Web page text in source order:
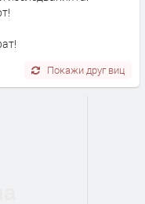
Покажи друг виц